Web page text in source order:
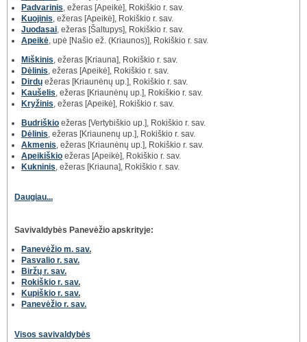
Padvarinis, ežeras [Apeikė], Rokiškio r. sav.
Kuojinis, ežeras [Apeikė], Rokiškio r. sav.
Juodasai, ežeras [Šaltupys], Rokiškio r. sav.
Apeikė, upė [Našio ež. (Kriaunos)], Rokiškio r. sav.
Miškinis, ežeras [Kriauna], Rokiškio r. sav.
Dėlinis, ežeras [Apeikė], Rokiškio r. sav.
Dirdų ežeras [Kriaunėnų up.], Rokiškio r. sav.
Kaušelis, ežeras [Kriaunėnų up.], Rokiškio r. sav.
Kryžinis, ežeras [Apeikė], Rokiškio r. sav.
Budriškio ežeras [Vertybiškio up.], Rokiškio r. sav.
Dėlinis, ežeras [Kriaunenų up.], Rokiškio r. sav.
Akmenis, ežeras [Kriaunėnų up.], Rokiškio r. sav.
Apeikiškio ežeras [Apeikė], Rokiškio r. sav.
Kukninis, ežeras [Kriauna], Rokiškio r. sav.
Daugiau...
Savivaldybės Panevėžio apskrityje:
Panevėžio m. sav.
Pasvalio r. sav.
Biržų r. sav.
Rokiškio r. sav.
Kupiškio r. sav.
Panevėžio r. sav.
Visos savivaldybės